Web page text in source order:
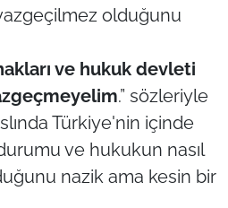
olduğunu
ve hukuk devleti
.” sözleriyle
Türkiye'nin içinde
ve hukukun nasıl
nazik ama kesin bir